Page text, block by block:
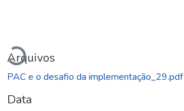
Carregando...
Arquivos
PAC e o desafio da implementação_29.pdf
Data